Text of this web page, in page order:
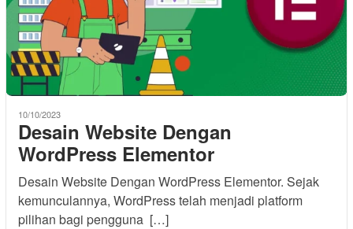
10/10/2023
Desain Website Dengan
WordPress Elementor
Desain Website Dengan WordPress Elementor. Sejak
kemunculannya, WordPress telah menjadi platform
pilihan bagi pengguna […]